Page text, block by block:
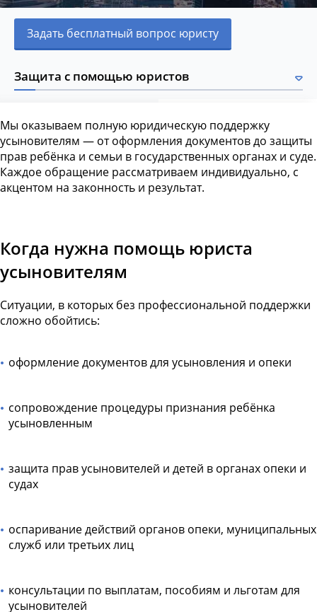
Задать бесплатный вопрос юристу
Защита с помощью юристов
Мы оказываем полную юридическую поддержку
усыновителям — от оформления документов до защиты
прав ребёнка и семьи в государственных органах и суде.
Каждое обращение рассматриваем индивидуально, с
акцентом на законность и результат.
Когда нужна помощь юриста
усыновителям
Ситуации, в которых без профессиональной поддержки
сложно обойтись:
оформление документов для усыновления и опеки
сопровождение процедуры признания ребёнка
усыновленным
защита прав усыновителей и детей в органах опеки и
судах
оспаривание действий органов опеки, муниципальных
служб или третьих лиц
консультации по выплатам, пособиям и льготам для
усыновителей